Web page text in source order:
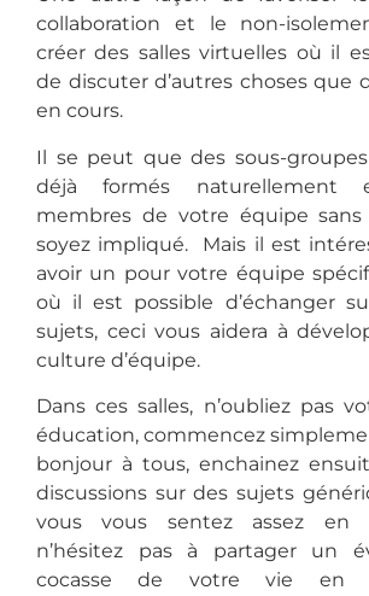
collaboration et le non-
créer des salles virtuelles où il
de discuter d’autres choses que
en cours.
Il se peut que des sous-
déjà formés naturellement
membres de votre équipe
soyez impliqué. Mais il est
avoir un pour votre équipe
où il est possible d’échanger
sujets, ceci vous aidera à
culture d’équipe.
Dans ces salles, n’oubliez pas
éducation, commencez
bonjour à tous, enchainez
discussions sur des sujets
vous vous sentez assez en
n’hésitez pas à partager un
cocasse de votre vie en